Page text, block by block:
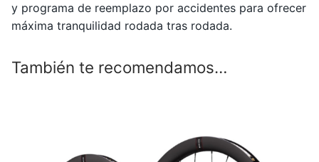
y programa de reemplazo por accidentes para ofrecer
máxima tranquilidad rodada tras rodada.
También te recomendamos…